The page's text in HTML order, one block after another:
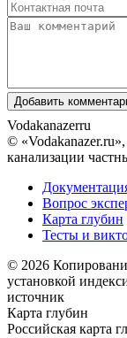
Vodakanazerru
©
канализации
Вопрос
Карта глубин
Тесты и
© 2026
установкой
источник
Карта глубин
Российская карта